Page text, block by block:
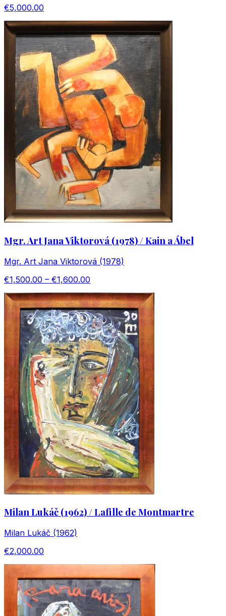
€5,000.00
Mgr. Art Jana Viktorová (1978) / Kain a Ábel
Mgr. Art Jana Viktorová (1978)
€1,500.00 – €1,600.00
Milan Lukáč (1962) / Lafille de Montmartre
Milan Lukáč (1962)
€2,000.00